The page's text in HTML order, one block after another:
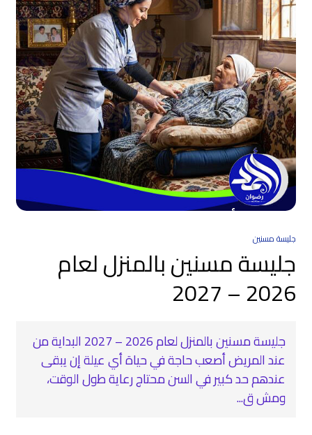
جليسة مسنين
جليسة مسنين بالمنزل لعام
2026 – 2027
جليسة مسنين بالمنزل لعام 2026 – 2027 البداية من
عند المريض أصعب حاجة في حياة أي عيلة إن يبقى
عندهم حد كبير في السن محتاج رعاية طول الوقت،
ومش ق...